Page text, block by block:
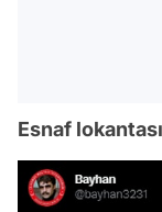
Esnaf